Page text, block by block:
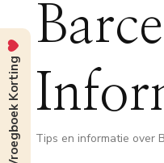
Tips en informatie over
Vroegboek Korting